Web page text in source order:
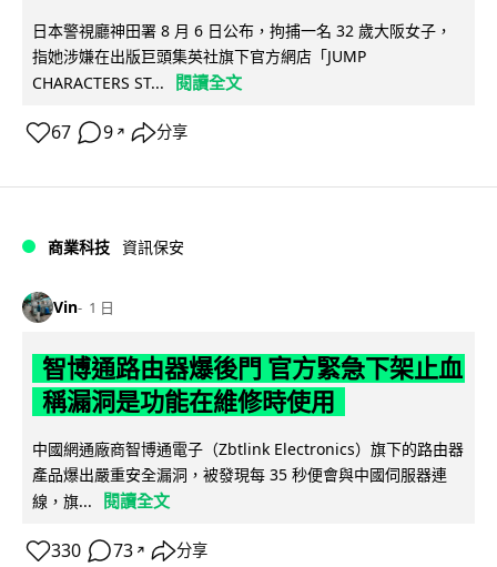
日本警視廳神田署 8 月 6 日公布，拘捕一名 32 歲大阪女子，
指她涉嫌在出版巨頭集英社旗下官方網店「JUMP
CHARACTERS ST...
閱讀全文
67 9 ↗ 分享
商業科技 資訊保安
Vin 1 日
智博通路由器爆後門 官方緊急下架止血
稱漏洞是功能在維修時使用
中國網通廠商智博通電子（Zbtlink Electronics）旗下的路由器
產品爆出嚴重安全漏洞，被發現每 35 秒便會與中國伺服器連
線，旗...
閱讀全文
330 73 ↗ 分享